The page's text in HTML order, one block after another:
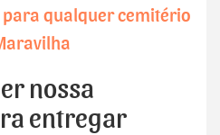
qualquer cemitério
nossa
entregar